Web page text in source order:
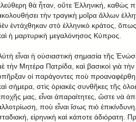
θὰ ἦταν, οὔτε Ἑλληνική, καθὼς
τὴν τραγικὴ μοῖρα ἄλλων
ἐντάχθηκαν στὸ ἑλληνικὸ κράτος,
ἡ μαρτυρικὴ μεγαλόνησος Κύπρος.
εἶναι ἡ οὐσιαστικὴ σημασία τῆς
τὴν Μητέρα Πατρίδα, καὶ βασικοὶ γιὰ τὴν
οἱ παράγοντες ποὺ
σήμερα, στὶς ὁριακὲς συνθῆκες τῆς
μας, εἶναι ἀπαραίτητες, ὥστε νὰ
ποὺ εἶναι ἴσως πιὸ
εἰρηνικὴ καὶ κάποτε ἀδιόρατη.